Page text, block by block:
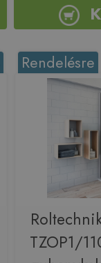
Rendelésre
TZOP1/